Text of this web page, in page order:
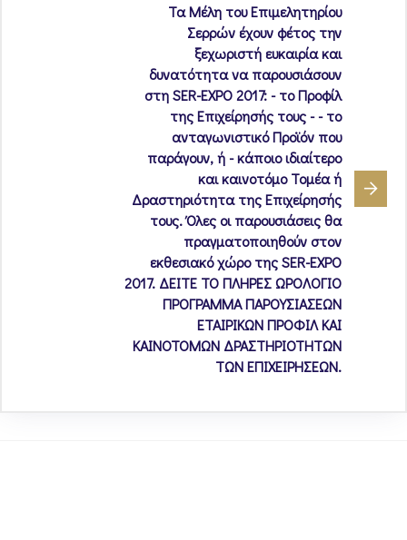
Τα Μέλη του Επιμελητηρίου
Σερρών έχουν φέτος την
ξεχωριστή ευκαιρία και
δυνατότητα να παρουσιάσουν
στη SER-EXPO 2017: - το Προφίλ
της Επιχείρησής τους - - το
ανταγωνιστικό Προϊόν που
παράγουν, ή - κάποιο ιδιαίτερο
και καινοτόμο Τομέα ή
Δραστηριότητα της Επιχείρησής
τους. Όλες οι παρουσιάσεις θα
πραγματοποιηθούν στον
εκθεσιακό χώρο της SER-EXPO
2017. ΔΕΙΤΕ ΤΟ ΠΛΗΡΕΣ ΩΡΟΛΟΓΙΟ
ΠΡΟΓΡΑΜΜΑ ΠΑΡΟΥΣΙΑΣΕΩΝ
ΕΤΑΙΡΙΚΩΝ ΠΡΟΦΙΛ ΚΑΙ
ΚΑΙΝΟΤΟΜΩΝ ΔΡΑΣΤΗΡΙΟΤΗΤΩΝ
ΤΩΝ ΕΠΙΧΕΙΡΗΣΕΩΝ.